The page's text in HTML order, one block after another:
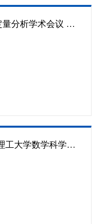
浙江大学―斯坦福大学保险定量分析学术会议 （ZJU-Stanford Conference on Insurance Analytics）
浙江大学数学科学学院-大连理工大学数学科学学院学术交流会